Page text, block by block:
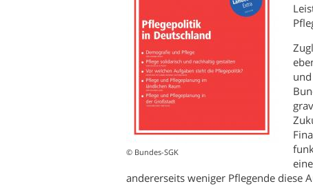
© Bundes-SGK
andererseits weniger Pflegende diese